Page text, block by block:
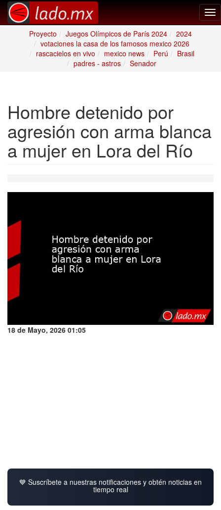
Proyecto
Juegos Olímpicos de París 2024
2024
votaciones la casa de los famosos mexico 2026
rascacielos en vivo
mexico news Perú
Brasil
padres - astros
Senador
Hombre detenido por
agresión con arma blanca
a mujer en Lora del Río
18 de Mayo, 2026 01:05
💙 Suscríbete a nuestras notificaciones y obtén noticias en
tiempo real